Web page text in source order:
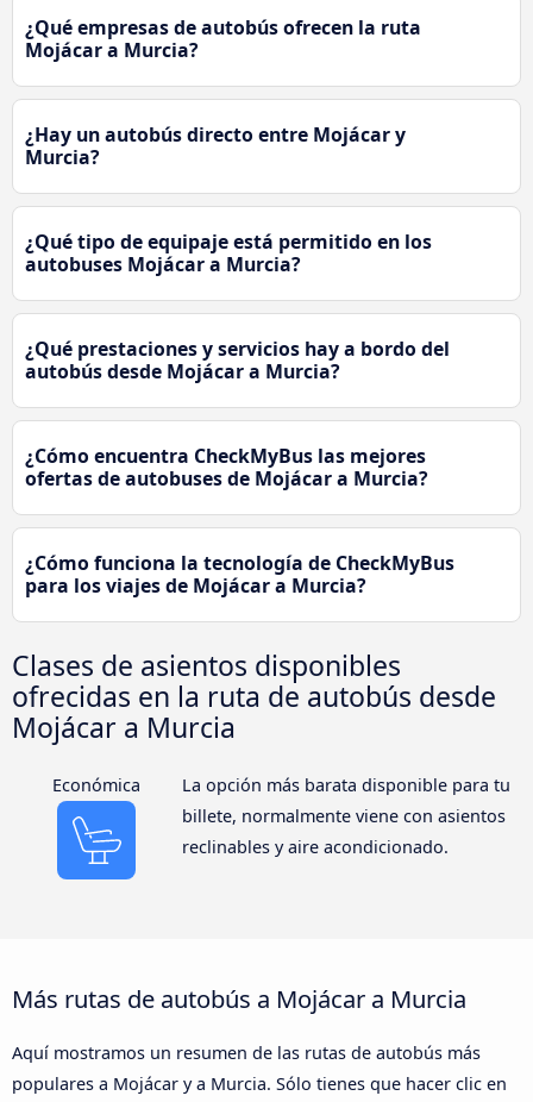
¿Qué empresas de autobús ofrecen la ruta
Mojácar a Murcia?
¿Hay un autobús directo entre Mojácar y
Murcia?
¿Qué tipo de equipaje está permitido en los
autobuses Mojácar a Murcia?
¿Qué prestaciones y servicios hay a bordo del
autobús desde Mojácar a Murcia?
¿Cómo encuentra CheckMyBus las mejores
ofertas de autobuses de Mojácar a Murcia?
¿Cómo funciona la tecnología de CheckMyBus
para los viajes de Mojácar a Murcia?
Clases de asientos disponibles
ofrecidas en la ruta de autobús desde
Mojácar a Murcia
Económica
La opción más barata disponible para tu
billete, normalmente viene con asientos
reclinables y aire acondicionado.
Más rutas de autobús a Mojácar a Murcia
Aquí mostramos un resumen de las rutas de autobús más
populares a Mojácar y a Murcia. Sólo tienes que hacer clic en